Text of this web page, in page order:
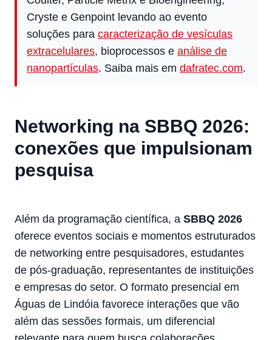
Cryste e Genpoint levando ao evento
soluções para caracterização de vesículas
extracelulares, bioprocessos e análise de
nanopartículas. Saiba mais em dafratec.com.
Networking na SBBQ 2026:
conexões que impulsionam
pesquisa
Além da programação científica, a SBBQ 2026
oferece eventos sociais e momentos estruturados
de networking entre pesquisadores, estudantes
de pós-graduação, representantes de instituições
e empresas do setor. O formato presencial em
Águas de Lindóia favorece interações que vão
além das sessões formais, um diferencial